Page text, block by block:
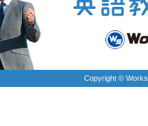
Copyright ©